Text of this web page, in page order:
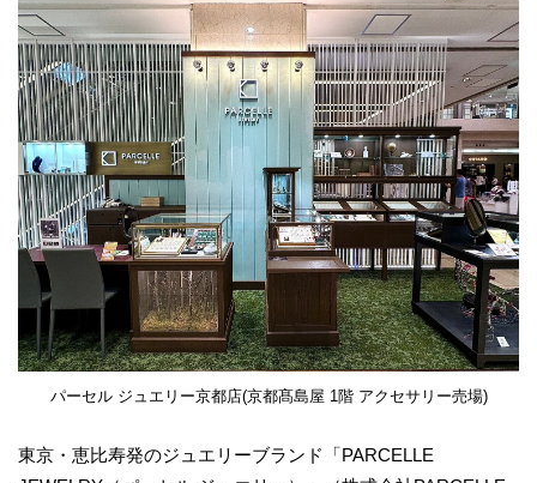
パーセル ジュエリー京都店(京都髙島屋 1階 アクセサリー売場)
東京・恵比寿発のジュエリーブランド「PARCELLE